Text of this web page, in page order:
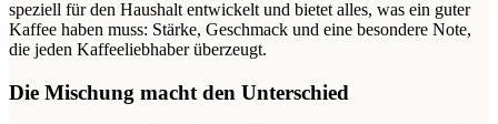
speziell für den Haushalt entwickelt und bietet alles, was ein guter
Kaffee haben muss: Stärke, Geschmack und eine besondere Note,
die jeden Kaffeeliebhaber überzeugt.
Die Mischung macht den Unterschied